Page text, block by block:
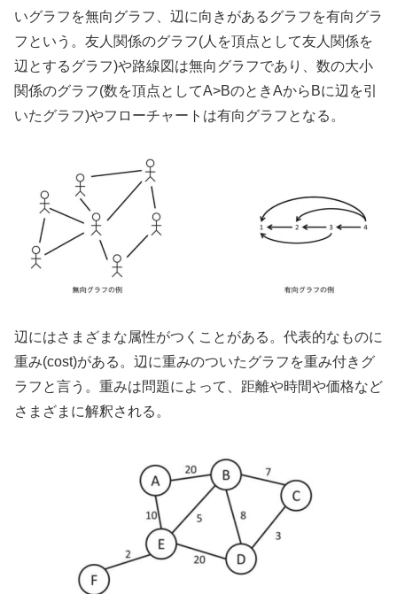
いグラフを無向グラフ、辺に向きがあるグラフを有向グラ
フという。友人関係のグラフ(人を頂点として友人関係を
辺とするグラフ)や路線図は無向グラフであり、数の大小
関係のグラフ(数を頂点としてA>BのときAからBに辺を引
いたグラフ)やフローチャートは有向グラフとなる。
辺にはさまざまな属性がつくことがある。代表的なものに
重み(cost)がある。辺に重みのついたグラフを重み付きグ
ラフと言う。重みは問題によって、距離や時間や価格など
さまざまに解釈される。